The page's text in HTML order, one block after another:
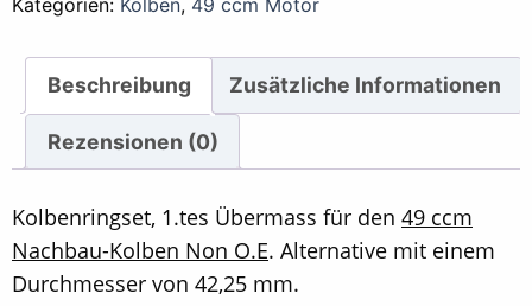
-
Übermass
Kategorien: Kolben, 49 ccm Motor
Beschreibung Zusätzliche Informationen
Rezensionen (0)
Kolbenringset, 1.tes Übermass für den 49 ccm
Nachbau-Kolben Non O.E. Alternative mit einem
Durchmesser von 42,25 mm.